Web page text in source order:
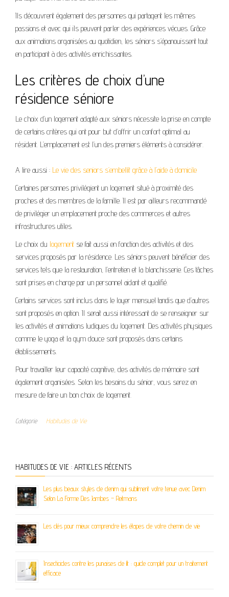
Ils découvrent également des personnes qui partagent les mêmes
passions et avec qui ils peuvent parler des expériences vécues. Grâce
aux animations organisées au quotidien, les séniors s’épanouissent tout
en participant à des activités enrichissantes.
Les critères de choix d’une
résidence séniore
Le choix d’un logement adapté aux séniors nécessite la prise en compte
de certains critères qui ont pour but d’offrir un confort optimal au
résident. L’emplacement est l’un des premiers éléments à considérer.
A lire aussi : Le vie des seniors s’embellit grâce à l’aide à domicile
Certaines personnes privilégient un logement situé à proximité des
proches et des membres de la famille. Il est par ailleurs recommandé
de privilégier un emplacement proche des commerces et autres
infrastructures utiles.
Le choix du logement se fait aussi en fonction des activités et des
services proposés par la résidence. Les séniors peuvent bénéficier des
services tels que la restauration, l’entretien et la blanchisserie. Ces tâches
sont prises en charge par un personnel aidant et qualifié.
Certains services sont inclus dans le loyer mensuel tandis que d’autres
sont proposés en option. Il serait aussi intéressant de se renseigner sur
les activités et animations ludiques du logement. Des activités physiques
comme le yoga et la gym douce sont proposés dans certains
établissements.
Pour travailler leur capacité cognitive, des activités de mémoire sont
également organisées. Selon les besoins du sénior, vous serez en
mesure de faire un bon choix de logement.
Catégorie Habitudes de Vie
HABITUDES DE VIE : ARTICLES RÉCENTS
Les plus beaux styles de denim qui subliment votre tenue avec Denim
Selon La Forme Des Jambes – Reitmans
Les clés pour mieux comprendre les étapes de votre chemin de vie
Insecticides contre les punaises de lit : guide complet pour un traitement
efficace